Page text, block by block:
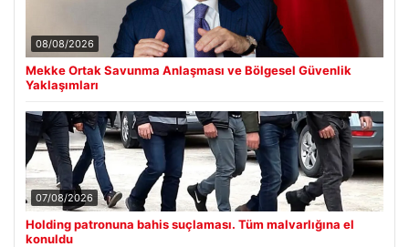
08/08/2026
Mekke Ortak Savunma Anlaşması ve Bölgesel Güvenlik
Yaklaşımları
07/08/2026
Holding patronuna bahis suçlaması. Tüm malvarlığına el
konuldu